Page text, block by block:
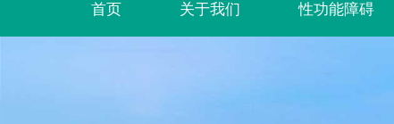
首页 关于我们 性功能障碍